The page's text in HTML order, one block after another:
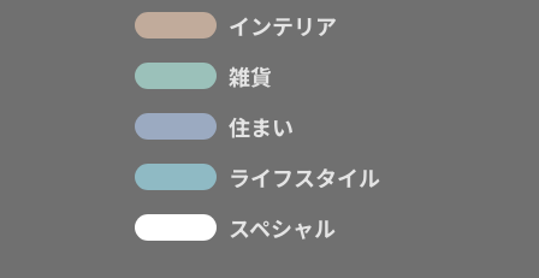
インテリア
雑貨
住まい
ライフスタイル
スペシャル